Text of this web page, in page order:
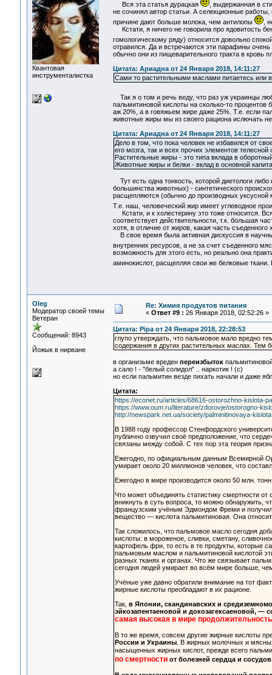
Квантовая
инструменталистка
Вся эта статья дурацкая
, выдержанная в
не сочинял автор статьи. А селекционные
причине дают больше молока, чем антилопы
,
Кстати, я ничего не говорила про ядовитость
гомологическому ряду) относится довольно
отравился. Да и встречаются эти парафины
обычно они из пищеварительного тракта в кровь
Цитата: Ариадна от 24 Января 2018, 14:11:27
Сами то растительными маслами питаетесь или
Так я о том и речь веду, что раз уж украинцы
пальмитиновой кислоты на сколько-то
аж 20%, а в говяжьем жире даже 25%. Т.е. если
животные жиры мы из своего рациона ислючать
Цитата: Ариадна от 24 Января 2018, 14:11:27
Дело в том, что пока человек не избавился от
его мозга, так и всех прочих элементов
Растительные жиры - это типа вклада в
Животные жиры и белки - вклад в основной
Тут есть одна тонкость, которой диетологи
большинства животных) - синтетического
расщепляются (обычно до производных уксусной
Т.е. наш, человеческий жир имеет углеводное
Кстати, и к холестерину это тоже относится.
соответствует действительности, т.к. большая
хотя, в отличие от жиров, какая часть съеденного
В свое время была активная дискуссия в
внутренних ресурсов, а не за счет съеденного
возможность для этого есть, но реально она
аминокислот, расщепляя свои же белковые
Oleg
Модератор своей темы
Ветеран
Сообщений: 8943
Йожык в нирване
Re: Химия продуктов питания
« Ответ #9 : 26 Января 2018, 02:52:26 »
Цитата: Pipa от 24 Января 2018, 22:28:53
глупо утверждать, что пальмовое мало вредно
содержания в других растительных маслах. Тем
в организьме вреден переизбыток
а сало ! - "белый солидол" .. наркотик ! (с)
но если пальмитин везде пихать начали и даже
Цитата:
https://econet.ru/articles/68616-ostorozhno-kislota-
https://www.oum.ru/literature/zdorovje/ostorogno-
http://newspark.net.ua/society/palminitinovaya-
В 1988 году профессор Стенфордского
публично озвучил своё предположение, что
связаны между собой. С тех пор эта теория
Ежегодно, по официальным данным Всемирной
умирает около 20 миллионов человек, что
Ежегодно в мире производится около 50 млн.
Что может объединять статистику смертности
вникнуть в суть вопроса, то можно обнаружить,
французским учёным Эдмондом Фреми и
вещество — кислота пальмитиновая. Она
Так сложилось, что пальмовое масло сегодня
кислоты: в мороженое, сливки, сметану,
картофель фри, то есть в те продукты, которые
пальмовым маслом и пальмитиновой кислотой
разных тканях и органах. Что же связывает
сегодня людей умирает во всём мире больше,
Учёные уже давно обратили внимание на тот
жирные кислоты преобладают в их рационе.
Так, в Японии, скандинавских и
эйкозапентаеновой и докозагексаеновой, —
самая высокая в мире
В то же время, совсем другие жирные кислоты
России и Украины. В жирных молочных и
насыщенных жирных кислот, прежде всего
по смертностиот болезней сердца и